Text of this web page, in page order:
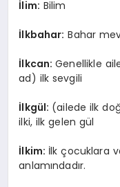
İlim: Bilim
İlkbahar: Bahar
İlkcan:Genellikle
ad) ilk sevgili
İlkgül: (ailede ilk
ilki, ilk gelen gül
İlkim: İlk çocuklara
anlamındadır.